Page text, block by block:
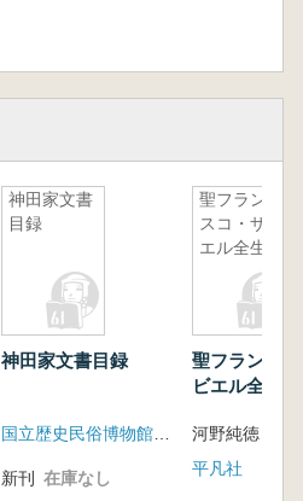
神田家文書
目録
神田家文書目録
新刊 在庫なし
聖フランシ
スコ・ザビ
エル全生涯
聖フランシ
ビエル全生涯
河野純徳
平凡社